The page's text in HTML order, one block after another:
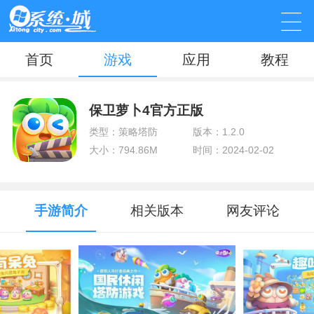
首页 游戏 应用 教程
保卫萝卜4官方正版
类型：策略塔防
版本：1.2.0
大小：794.86M
时间：2024-02-02
手游简介 相关版本 网友评论